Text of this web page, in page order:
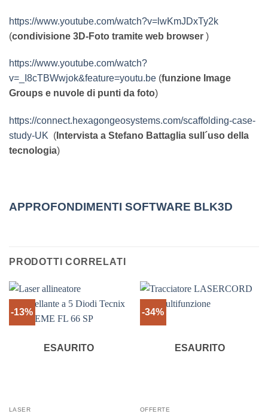
https://www.youtube.com/watch?v=lwKmJDxTy2k
(condivisione 3D-Foto tramite web browser )
https://www.youtube.com/watch?
v=_I8cTBWwjok&feature=youtu.be (funzione Image
Groups e nuvole di punti da foto)
https://connect.hexagongeosystems.com/scaffolding-case-
study-UK ( Intervista a Stefano Battaglia sull´uso della
tecnologia)
APPROFONDIMENTI SOFTWARE BLK3D
PRODOTTI CORRELATI
-13%
ESAURITO
LASER
-34%
ESAURITO
OFFERTE